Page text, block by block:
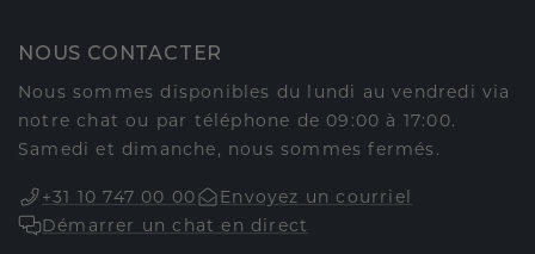
NOUS CONTACTER
Nous sommes disponibles du lundi au vendredi via
notre chat ou par téléphone de 09:00 à 17:00.
Samedi et dimanche, nous sommes fermés.
+31 10 747 00 00
Envoyez un courriel
Démarrer un chat en direct